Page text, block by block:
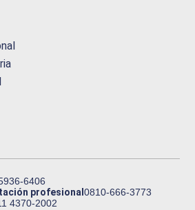
6406
profesional0810-666-3773
4370-2002